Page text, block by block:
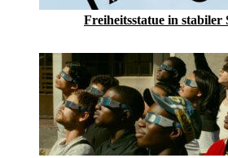
Freiheitsstatue in stabiler